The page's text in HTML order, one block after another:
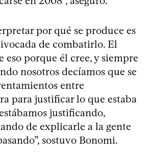
por qué se produce es
de combatirlo. El
eso porque él cree, y siempre
nosotros decíamos que se
entre
para justificar lo que estaba
justificando,
de explicarle a la gente
sostuvo Bonomi.